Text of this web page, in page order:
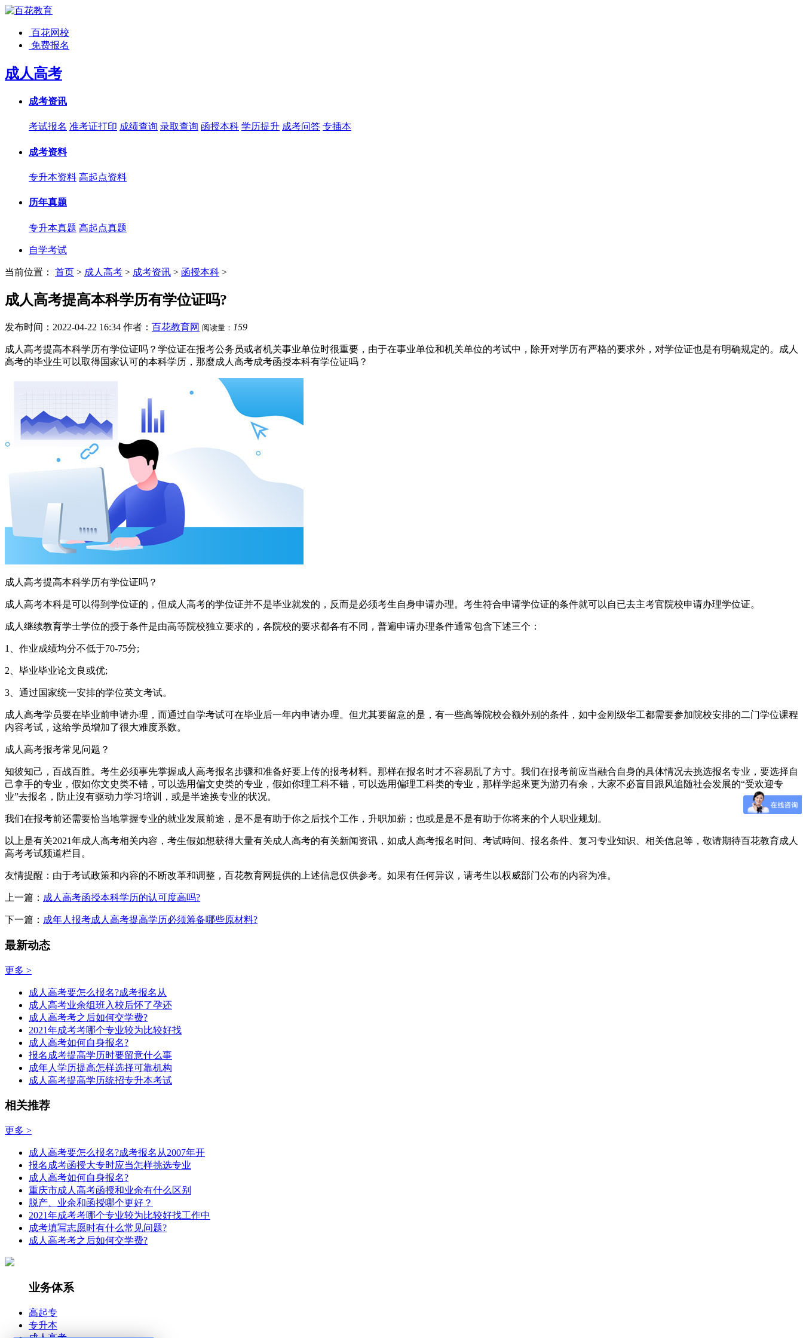
百花网校
免费报名
成人高考
成考资讯
考试报名 准考证打印 成绩查询 录取查询 函授本科 学历提升 成考问答 专插本
成考资料
专升本资料 高起点资料
历年真题
专升本真题 高起点真题
自学考试
当前位置： 首页 > 成人高考 > 成考资讯 > 函授本科 >
成人高考提高本科学历有学位证吗?
发布时间：2022-04-22 16:34 作者： 百花教育网 阅读量： 159
成人高考提高本科学历有学位证吗？学位证在报考公务员或者机关事业单位时很重要，由于在事业单位和机关单位的考试中，除开对学历有严格的要求外，对学位证也是有明确规定的。成人
高考的毕业生可以取得国家认可的本科学历，那麼成人高考成考函授本科有学位证吗？
成人高考提高本科学历有学位证吗？
成人高考本科是可以得到学位证的，但成人高考的学位证并不是毕业就发的，反而是必须考生自身申请办理。考生符合申请学位证的条件就可以自已去主考官院校申请办理学位证。
成人继续教育学士学位的授于条件是由高等院校独立要求的，各院校的要求都各有不同，普遍申请办理条件通常包含下述三个：
1、作业成绩均分不低于70-75分;
2、毕业毕业论文良或优;
3、通过国家统一安排的学位英文考试。
成人高考学员要在毕业前申请办理，而通过自学考试可在毕业后一年内申请办理。但尤其要留意的是，有一些高等院校会额外别的条件，如中金刚级华工都需要参加院校安排的二门学位课程
内容考试，这给学员增加了很大难度系数。
成人高考报考常见问题？
知彼知己，百战百胜。考生必须事先掌握成人高考报名步骤和准备好要上传的报考材料。那样在报名时才不容易乱了方寸。我们在报考前应当融合自身的具体情况去挑选报名专业，要选择自
己拿手的专业，假如你文史类不错，可以选用偏文史类的专业，假如你理工科不错，可以选用偏理工科类的专业，那样学起來更为游刃有余，大家不必盲目跟风追随社会发展的“受欢迎专
业”去报名，防止沒有驱动力学习培训，或是半途换专业的状况。
我们在报考前还需要恰当地掌握专业的就业发展前途，是不是有助于你之后找个工作，升职加薪；也或是是不是有助于你将来的个人职业规划。
以上是有关2021年成人高考相关内容，考生假如想获得大量有关成人高考的有关新闻资讯，如成人高考报名时间、考试時间、报名条件、复习专业知识、相关信息等，敬请期待百花教育成人
高考考试频道栏目。
友情提醒：由于考试政策和内容的不断改革和调整，百花教育网提供的上述信息仅供参考。如果有任何异议，请考生以权威部门公布的内容为准。
上一篇： 成人高考函授本科学历的认可度高吗?
下一篇： 成年人报考成人高考提高学历必须筹备哪些原材料?
最新动态
更多 >
成人高考要怎么报名?成考报名从
成人高考业余组班入校后怀了孕还
成人高考考之后如何交学费?
2021年成考考哪个专业较为比较好找
成人高考如何自身报名?
报名成考提高学历时要留意什么事
成年人学历提高怎样选择可靠机构
成人高考提高学历统招专升本考试
相关推荐
更多 >
成人高考要怎么报名?成考报名从2007年开
报名成考函授大专时应当怎样挑选专业
成人高考如何自身报名?
重庆市成人高考函授和业余有什么区别
脱产、业余和函授哪个更好？
2021年成考考哪个专业较为比较好找工作中
成考填写志愿时有什么常见问题?
成人高考考之后如何交学费?
业务体系
高起专
专升本